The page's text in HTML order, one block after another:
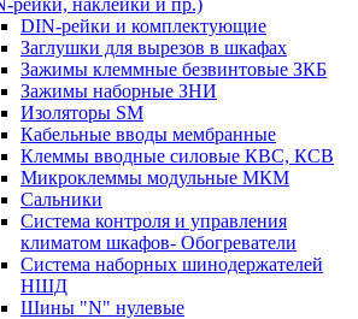
рейки, наклейки и пр.)
DIN-рейки и комплектующие
Заглушки для вырезов в шкафах
Зажимы клеммные безвинтовые ЗКБ
Зажимы наборные ЗНИ
Изоляторы SM
Кабельные вводы мембранные
Клеммы вводные силовые КВС, КСВ
Микроклеммы модульные МКМ
Сальники
Система контроля и управления
климатом шкафов- Обогреватели
Система наборных шинодержателей
НШД
Шины "N" нулевые